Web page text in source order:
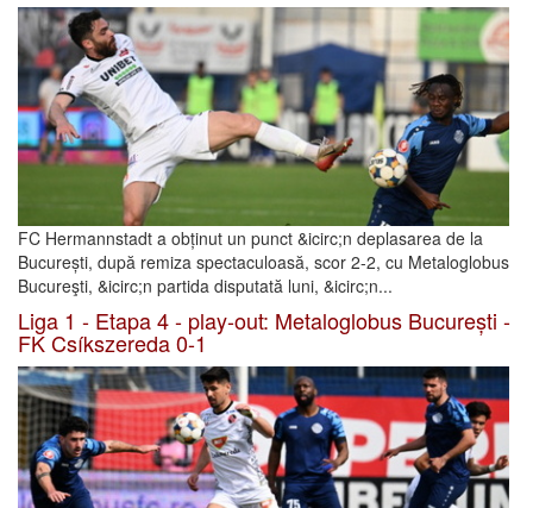
FC Hermannstadt a obținut un punct &icirc;n deplasarea de la
București, după remiza spectaculoasă, scor 2-2, cu Metaloglobus
Bucureşti, &icirc;n partida disputată luni, &icirc;n...
Liga 1 - Etapa 4 - play-out: Metaloglobus București -
FK Csíkszereda 0-1